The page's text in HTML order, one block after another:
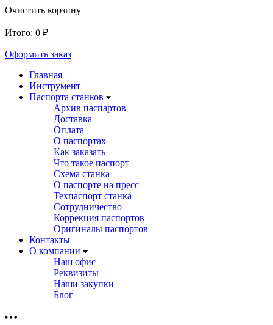
Очистить корзину
Итого: 0 ₽
Оформить заказ
Главная
Инструмент
Паспорта станков
Архив паспартов
Доставка
Оплата
О паспортах
Как заказать
Что такое паспорт
Схема станка
О паспорте на пресс
Техпаспорт станка
Сотрудничество
Коррекция паспортов
Оригиналы паспортов
Контакты
О компании
Наш офис
Реквизиты
Наши закупки
Блог